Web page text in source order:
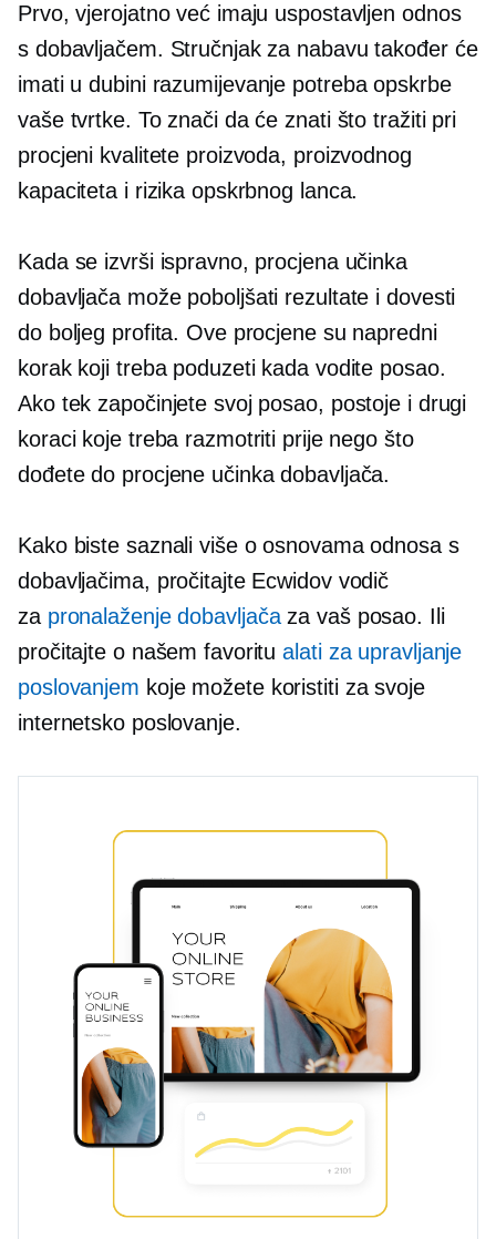
Prvo, vjerojatno već imaju uspostavljen odnos
s dobavljačem. Stručnjak za nabavu također će
imati u dubinirazumijevanje potreba opskrbe
vaše tvrtke. To znači da će znati što tražiti pri
procjeni kvalitete proizvoda, proizvodnog
kapaciteta i rizika opskrbnog lanca.
Kada se izvrši ispravno, procjena učinka
dobavljača može poboljšati rezultate i dovesti
do boljeg profita. Ove procjene su napredni
korak koji treba poduzeti kada vodite posao.
Ako tek započinjete svoj posao, postoje i drugi
koraci koje treba razmotriti prije nego što
dođete do procjene učinka dobavljača.
Kako biste saznali više o osnovama odnosa s
dobavljačima, pročitajte Ecwidov vodič
za pronalaženje dobavljačaza vaš posao. Ili
pročitajte o našem favoritualati za upravljanje
poslovanjem koje možete koristiti za svoje
internetsko poslovanje.